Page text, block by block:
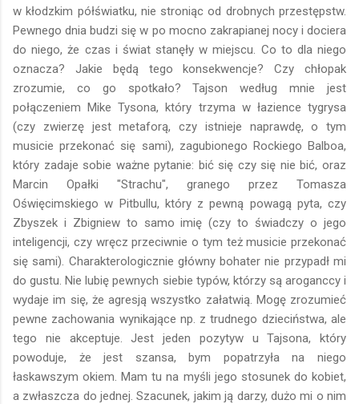
w kłodzkim półświatku, nie stroniąc od drobnych przestępstw.
Pewnego dnia budzi się w po mocno zakrapianej nocy i dociera
do niego, że czas i świat stanęły w miejscu. Co to dla niego
oznacza? Jakie będą tego konsekwencje? Czy chłopak
zrozumie, co go spotkało? Tajson według mnie jest
połączeniem Mike Tysona, który trzyma w łazience tygrysa
(czy zwierzę jest metaforą, czy istnieje naprawdę, o tym
musicie przekonać się sami), zagubionego Rockiego Balboa,
który zadaje sobie ważne pytanie: bić się czy się nie bić, oraz
Marcin Opałki "Strachu", granego przez Tomasza
Oświęcimskiego w Pitbullu, który z pewną powagą pyta, czy
Zbyszek i Zbigniew to samo imię (czy to świadczy o jego
inteligencji, czy wręcz przeciwnie o tym też musicie przekonać
się sami). Charakterologicznie główny bohater nie przypadł mi
do gustu. Nie lubię pewnych siebie typów, którzy są aroganccy i
wydaje im się, że agresją wszystko załatwią. Mogę zrozumieć
pewne zachowania wynikające np. z trudnego dzieciństwa, ale
tego nie akceptuje. Jest jeden pozytyw u Tajsona, który
powoduje, że jest szansa, bym popatrzyła na niego
łaskawszym okiem. Mam tu na myśli jego stosunek do kobiet,
a zwłaszcza do jednej. Szacunek, jakim ją darzy, dużo mi o nim